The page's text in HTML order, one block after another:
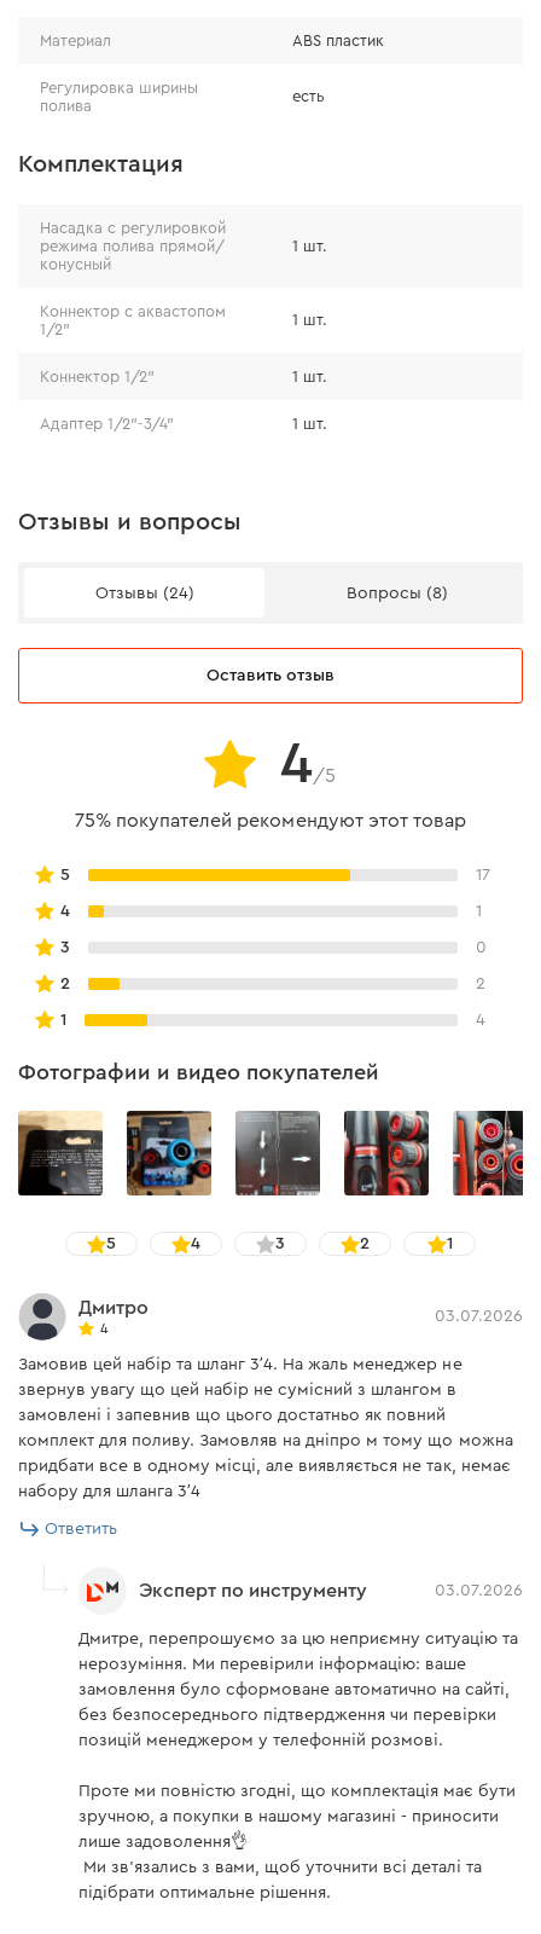
Материал ABS пластик
Регулировка ширины
полива
есть
Комплектация
Насадка с регулировкой
режима полива прямой/
конусный
1 шт.
Коннектор с аквастопом
1/2"
1 шт.
Коннектор 1/2" 1 шт.
Адаптер 1/2"-3/4" 1 шт.
Отзывы и вопросы
Отзывы (24) Вопросы (8)
Оставить отзыв
4/5
75% покупателей рекомендуют этот товар
5 17
4 1
3 0
2 2
1 4
Фотографии и видео покупателей
5 4 3 2 1
Дмитро
4
03.07.2026
Замовив цей набір та шланг 3ʼ4. На жаль менеджер не
звернув увагу що цей набір не сумісний з шлангом в
замовлені і запевнив що цього достатньо як повний
комплект для поливу. Замовляв на дніпро м тому що можна
придбати все в одному місці, але виявляється не так, немає
набору для шланга 3ʼ4
Ответить
Эксперт по инструменту 03.07.2026
Дмитре, перепрошуємо за цю неприємну ситуацію та
нерозуміння. Ми перевірили інформацію: ваше
замовлення було сформоване автоматично на сайті,
без безпосереднього підтвердження чи перевірки
позицій менеджером у телефонній розмові.
Проте ми повністю згодні, що комплектація має бути
зручною, а покупки в нашому магазині - приносити
лише задоволення👌
Ми зв'язались з вами, щоб уточнити всі деталі та
підібрати оптимальне рішення.